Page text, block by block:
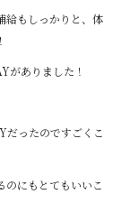
給もしっかりと、体
がありました！
だったのですごくこ
のにもとてもいいこ